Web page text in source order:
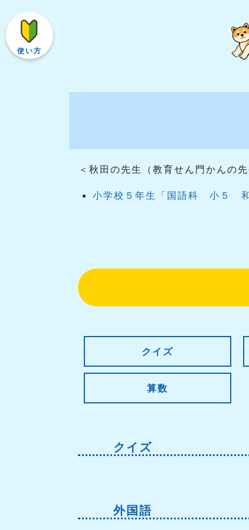
使い方
＜秋田の先生（教育せん門かんの
小学校５年生「国語科 小５
クイズ
算数
クイズ
外国語